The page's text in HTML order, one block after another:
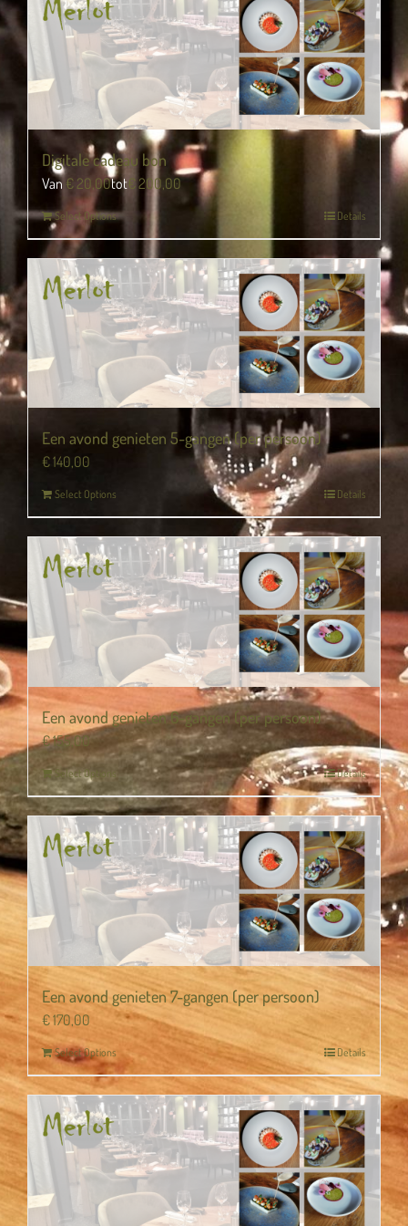
Digitale cadeau bon
Van€20,00tot€ 200,00
Select Options Details
Een avond genieten 5-gangen (per persoon)
€140,00
Select Options Details
Een avond genieten 6-gangen (per persoon)
€155,00
Select Options Details
Een avond genieten 7-gangen (per persoon)
€170,00
Select Options Details